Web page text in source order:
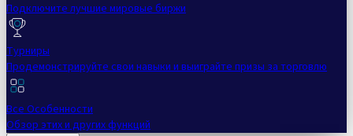
Подключите лучшие мировые биржи
Турниры
Продемонстрируйте свои навыки и выиграйте призы за торговлю
Все Особенности
Обзор этих и других функций